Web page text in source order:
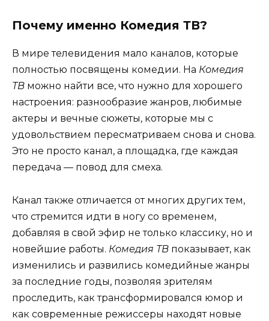
Почему именно Комедия ТВ?
В мире телевидения мало каналов, которые
полностью посвящены комедии. На Комедия
ТВ можно найти все, что нужно для хорошего
настроения: разнообразие жанров, любимые
актеры и вечные сюжеты, которые мы с
удовольствием пересматриваем снова и снова.
Это не просто канал, а площадка, где каждая
передача — повод для смеха.
Канал также отличается от многих других тем,
что стремится идти в ногу со временем,
добавляя в свой эфир не только классику, но и
новейшие работы. Комедия ТВ показывает, как
изменились и развились комедийные жанры
за последние годы, позволяя зрителям
проследить, как трансформировался юмор и
как современные режиссеры находят новые